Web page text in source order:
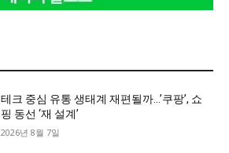
테크 중심 유통 생태계 재편될까…’쿠팡’, 쇼
핑 동선 ‘재 설계’
2026년 8월 7일